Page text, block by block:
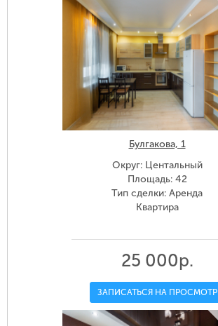
Булгакова, 1
Округ: Центальный
Площадь: 42
Тип сделки: Аренда
Квартира
25 000р.
ЗАПИСАТЬСЯ НА ПРОСМОТР